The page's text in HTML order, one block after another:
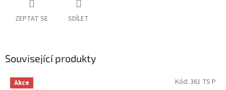
ZEPTAT SE SDÍLET
Související produkty
Akce
Kód: 361 TS P